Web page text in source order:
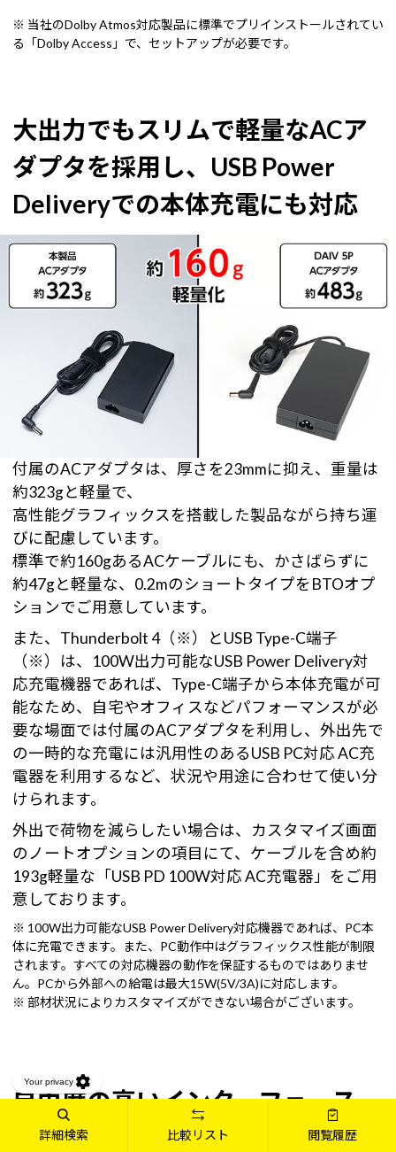
※ 当社のDolby Atmos対応製品に標準でプリインストールされてい
る「Dolby Access」で、セットアップが必要です。
大出力でもスリムで軽量なACア
ダプタを採用し、USB Power
Deliveryでの本体充電にも対応
付属のACアダプタは、厚さを23mmに抑え、重量は
約323gと軽量で、
高性能グラフィックスを搭載した製品ながら持ち運
びに配慮しています。
標準で約160gあるACケーブルにも、かさばらずに
約47gと軽量な、0.2mのショートタイプをBTOオプ
ションでご用意しています。
また、Thunderbolt 4（※）とUSB Type-C端子
（※）は、100W出力可能なUSB Power Delivery対
応充電機器であれば、Type-C端子から本体充電が可
能なため、自宅やオフィスなどパフォーマンスが必
要な場面では付属のACアダプタを利用し、外出先で
の一時的な充電には汎用性のあるUSB PC対応 AC充
電器を利用するなど、状況や用途に合わせて使い分
けられます。
外出で荷物を減らしたい場合は、カスタマイズ画面
のノートオプションの項目にて、ケーブルを含め約
193g軽量な「USB PD 100W対応 AC充電器」をご用
意しております。
※ 100W出力可能なUSB Power Delivery対応機器であれば、PC本
体に充電できます。また、PC動作中はグラフィックス性能が制限
されます。すべての対応機器の動作を保証するものではありませ
ん。PCから外部への給電は最大15W(5V/3A)に対応します。
※ 部材状況によりカスタマイズができない場合がございます。
自由度の高いインターフェース
で、最大4画面表示対応
詳細検索 比較リスト 閲覧履歴